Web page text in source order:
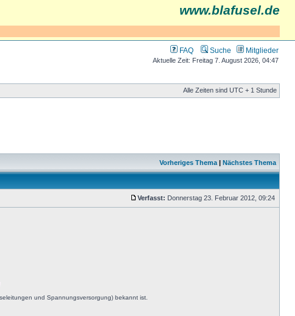
www.blafusel.de
FAQ Suche Mitglieder
Aktuelle Zeit: Freitag 7. August 2026, 04:47
Alle Zeiten sind UTC + 1 Stunde
Vorheriges Thema | Nächstes Thema
Verfasst: Donnerstag 23. Februar 2012, 09:24
und Spannungsversorgung) bekannt ist.